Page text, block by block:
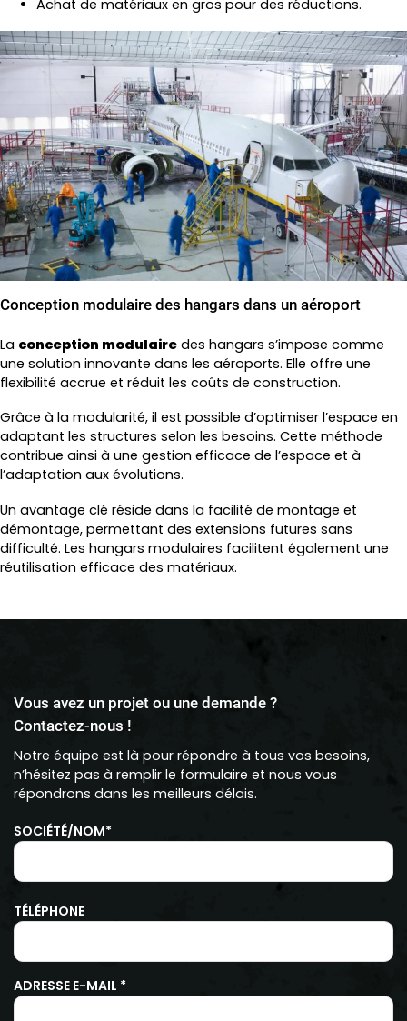
Achat de matériaux en gros pour des réductions.
Conception modulaire des hangars dans un aéroport
La conception modulaire des hangars s’impose comme
une solution innovante dans les aéroports. Elle offre une
flexibilité accrue et réduit les coûts de construction.
Grâce à la modularité, il est possible d’optimiser l’espace en
adaptant les structures selon les besoins. Cette méthode
contribue ainsi à une gestion efficace de l’espace et à
l’adaptation aux évolutions.
Un avantage clé réside dans la facilité de montage et
démontage, permettant des extensions futures sans
difficulté. Les hangars modulaires facilitent également une
réutilisation efficace des matériaux.
Vous avez un projet ou une demande ?
Contactez-nous !
Notre équipe est là pour répondre à tous vos besoins,
n’hésitez pas à remplir le formulaire et nous vous
répondrons dans les meilleurs délais.
SOCIÉTÉ/NOM*
TÉLÉPHONE
ADRESSE E-MAIL *